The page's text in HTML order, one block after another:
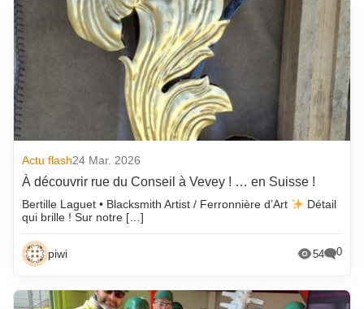
Actu flash24 Mar. 2026
À découvrir rue du Conseil à Vevey ! … en Suisse !
Bertille Laguet • Blacksmith Artist / Ferronnière d’Art
Détail
qui brille ! Sur notre […]
piwi 54 0